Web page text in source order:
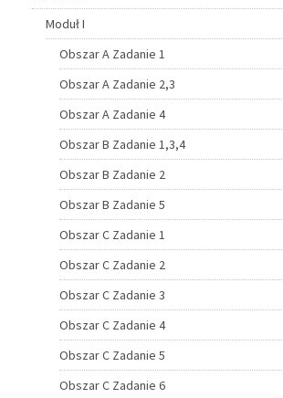
Moduł I
Obszar A Zadanie 1
Obszar A Zadanie 2,3
Obszar A Zadanie 4
Obszar B Zadanie 1,3,4
Obszar B Zadanie 2
Obszar B Zadanie 5
Obszar C Zadanie 1
Obszar C Zadanie 2
Obszar C Zadanie 3
Obszar C Zadanie 4
Obszar C Zadanie 5
Obszar C Zadanie 6